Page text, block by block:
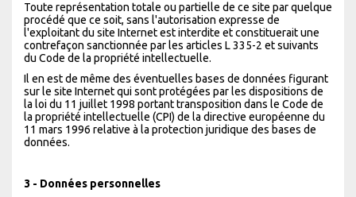
Toute représentation totale ou partielle de ce site par quelque
procédé que ce soit, sans l'autorisation expresse de
l'exploitant du site Internet est interdite et constituerait une
contrefaçon sanctionnée par les articles L 335-2 et suivants
du Code de la propriété intellectuelle.
Il en est de même des éventuelles bases de données figurant
sur le site Internet qui sont protégées par les dispositions de
la loi du 11 juillet 1998 portant transposition dans le Code de
la propriété intellectuelle (CPI) de la directive européenne du
11 mars 1996 relative à la protection juridique des bases de
données.
3 - Données personnelles